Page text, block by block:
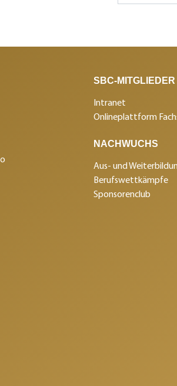
SBC-MITGLIEDER
Intranet
Onlineplattform
NACHWUCHS
Aus- und
Berufswettkämpfe
Sponsorenclub